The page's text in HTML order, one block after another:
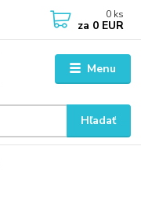
Menu
Hľadať
0 ks
za 0 EUR